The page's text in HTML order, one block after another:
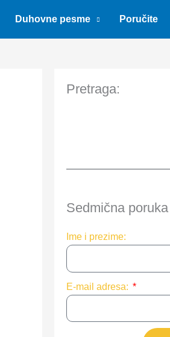
Duhovne pesme Poručite
Pretraga:
Sedmična
Ime i prezime:
E-mail adresa: